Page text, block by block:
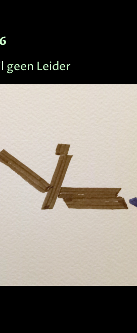
geen Leider